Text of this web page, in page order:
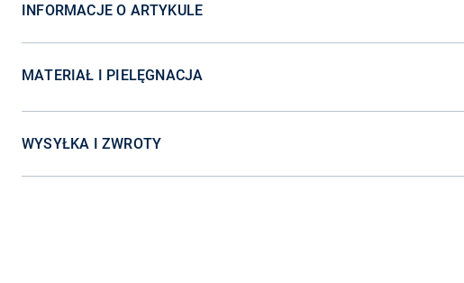
INFORMACJE O ARTYKULE
MATERIAŁ I PIELĘGNACJA
WYSYŁKA I ZWROTY